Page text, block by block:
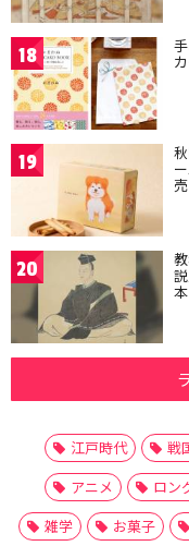
18
19
売
20
江戸時代 戦
アニメ
ロン
雑学
お菓子